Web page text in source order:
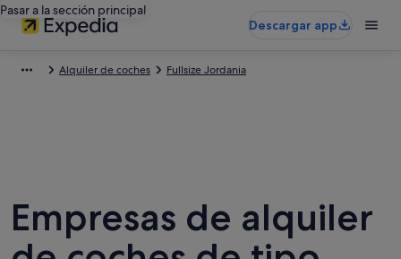
Pasar a la sección principal
Descargar app
Alquiler de coches Fullsize Jordania
Empresas de alquiler